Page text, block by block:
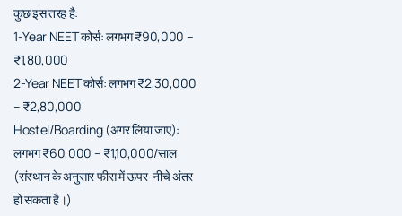
कुछ इस तरह है:
1-Year NEET कोर्स: लगभग ₹90,000 –
₹1,80,000
2-Year NEET कोर्स: लगभग ₹2,30,000
– ₹2,80,000
Hostel/Boarding (अगर लिया जाए):
लगभग ₹60,000 – ₹1,10,000/साल
(संस्थान के अनुसार फीस में ऊपर-नीचे अंतर
हो सकता है।)